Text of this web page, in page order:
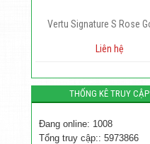
Vertu Signature S Rose Gold v...
THỐNG KÊ TRUY CẬP
Đang online: 1008
Tổng truy cập:: 5973866